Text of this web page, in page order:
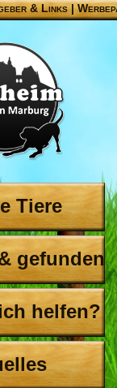
& Links|
Tiere
gefunden
helfen?